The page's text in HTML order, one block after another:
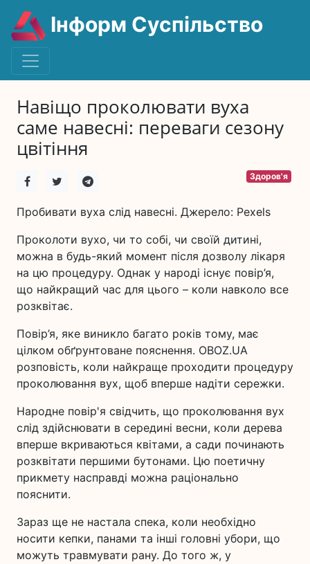
Інформ Суспільство
Навіщо проколювати вуха
саме навесні: переваги сезону
цвітіння
Здоров'я
Пробивати вуха слід навесні. Джерело: Pexels
Проколоти вухо, чи то собі, чи своїй дитині,
можна в будь-який момент після дозволу лікаря
на цю процедуру. Однак у народі існує повір’я,
що найкращий час для цього – коли навколо все
розквітає.
Повір’я, яке виникло багато років тому, має
цілком обґрунтоване пояснення. OBOZ.UA
розповість, коли найкраще проходити процедуру
проколювання вух, щоб вперше надіти сережки.
Народне повір'я свідчить, що проколювання вух
слід здійснювати в середині весни, коли дерева
вперше вкриваються квітами, а сади починають
розквітати першими бутонами. Цю поетичну
прикмету насправді можна раціонально
пояснити.
Зараз ще не настала спека, коли необхідно
носити кепки, панами та інші головні убори, що
можуть травмувати рану. До того ж, у